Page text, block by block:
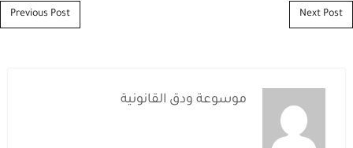
Post navigation
Previous Post Next Post
موسوعة ودق القانونية